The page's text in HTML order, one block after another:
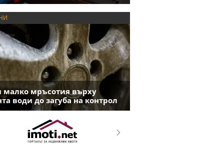
малко мръсотия върху
води до загуба на контрол